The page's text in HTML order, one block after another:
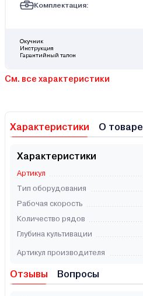
Комплектация:
Окучник
Инструкция
Гарантийный талон
См. все характеристики
Характеристики О товаре
Характеристики
Артикул
Тип оборудования
Рабочая скорость
Количество рядов
Глубина культивации
Артикул производителя
Отзывы Вопросы